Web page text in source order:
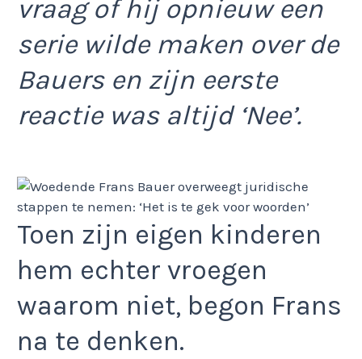
vraag of hij opnieuw een
serie wilde maken over de
Bauers en zijn eerste
reactie was altijd ‘Nee’.
Toen zijn eigen kinderen
hem echter vroegen
waarom niet, begon Frans
na te denken.